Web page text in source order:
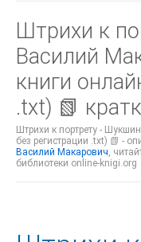
Штрихи к
Василий
книги
.txt) 📗
Штрихи к портрету -
без регистрации .txt) 📗 -
Василий Макарович,
библиотеки online-knigi.org